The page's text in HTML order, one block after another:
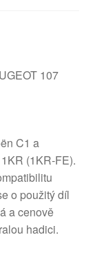
107
C1 a
(1KR‑FE).
o použitý díl
a cenově
hadici.